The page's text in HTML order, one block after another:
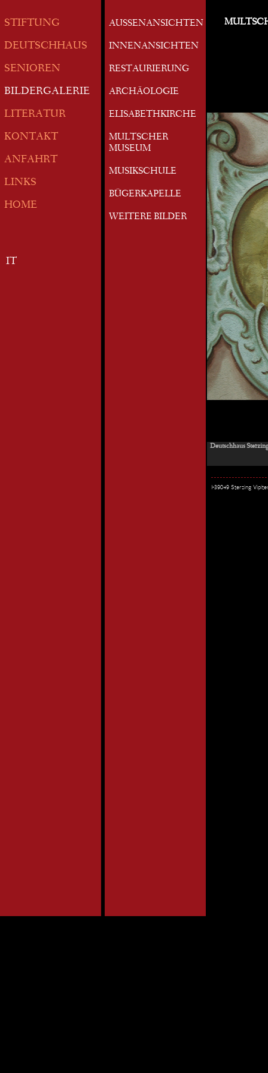
STIFTUNG
DEUTSCHHAUS
SENIOREN
BILDERGALERIE
LITERATUR
KONTAKT
ANFAHRT
LINKS
HOME
IT
AUSSENANSICHTEN
INNENANSICHTEN
RESTAURIERUNG
ARCHÄOLOGIE
ELISABETHKIRCHE
MULTSCHER
MUSEUM
MUSIKSCHULE
BÜGERKAPELLE
WEITERE BILDER
Deutschhaus
I-39049 Sterzing